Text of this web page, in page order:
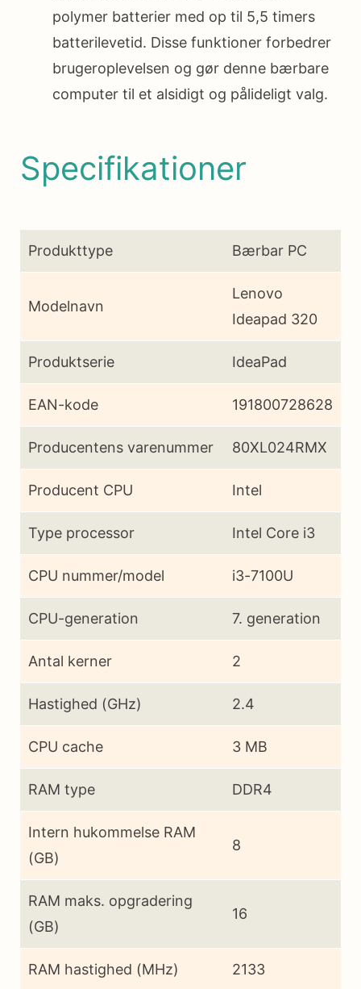
polymer batterier med op til 5,5 timers
batterilevetid. Disse funktioner forbedrer
brugeroplevelsen og gør denne bærbare
computer til et alsidigt og pålideligt valg.
Specifikationer
Produkttype Bærbar PC
Modelnavn
Lenovo
Ideapad 320
Produktserie IdeaPad
EAN-kode 191800728628
Producentens varenummer 80XL024RMX
Producent CPU Intel
Type processor Intel Core i3
CPU nummer/model i3-7100U
CPU-generation 7. generation
Antal kerner 2
Hastighed (GHz) 2.4
CPU cache 3 MB
RAM type DDR4
Intern hukommelse RAM
(GB)
8
RAM maks. opgradering
(GB)
16
RAM hastighed (MHz) 2133